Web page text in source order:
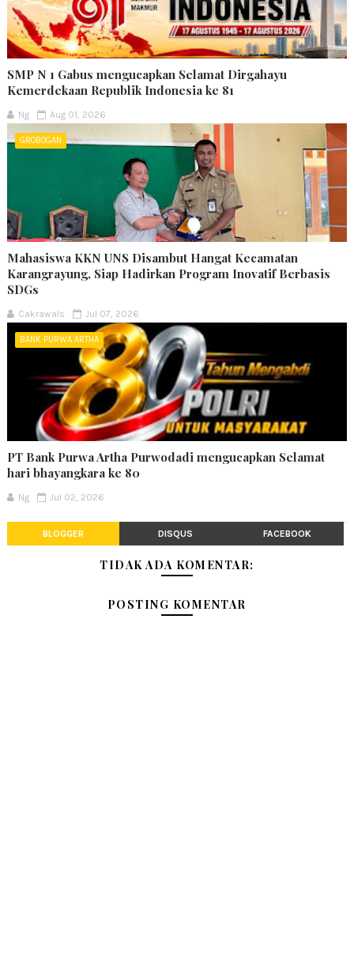
SMP N 1 Gabus mengucapkan Selamat Dirgahayu
Kemerdekaan Republik Indonesia ke 81
Ng Aug 01, 2026
GROBOGAN
Mahasiswa KKN UNS Disambut Hangat Kecamatan
Karangrayung, Siap Hadirkan Program Inovatif Berbasis
SDGs
Cakrawals Jul 07, 2026
BANK PURWA ARTHA
PT Bank Purwa Artha Purwodadi mengucapkan Selamat
hari bhayangkara ke 80
Ng Jul 02, 2026
BLOGGER DISQUS FACEBOOK
TIDAK ADA KOMENTAR:
POSTING KOMENTAR